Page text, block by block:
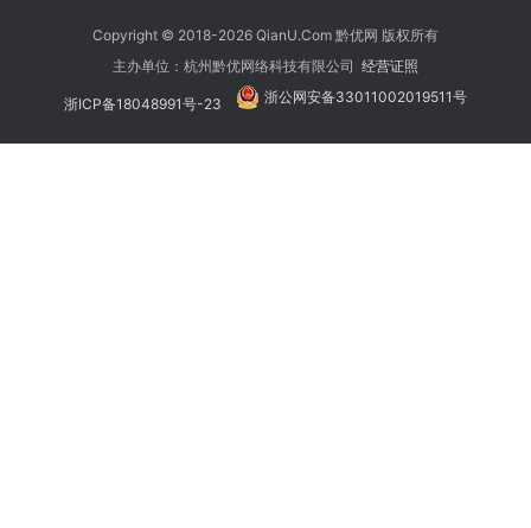
Copyright © 2018-2026 QianU.Com 黔优网 版权所有
主办单位：杭州黔优网络科技有限公司 经营证照
浙ICP备18048991号-23 浙公网安备33011002019511号